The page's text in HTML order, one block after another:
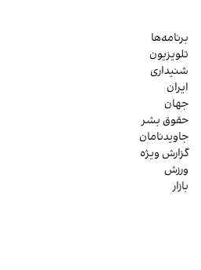
برنامه‌ها
تلویزیون
شنیداری
ایران
جهان
حقوق بشر
جاویدنامان
گزارش ویژه
ورزش
بازار